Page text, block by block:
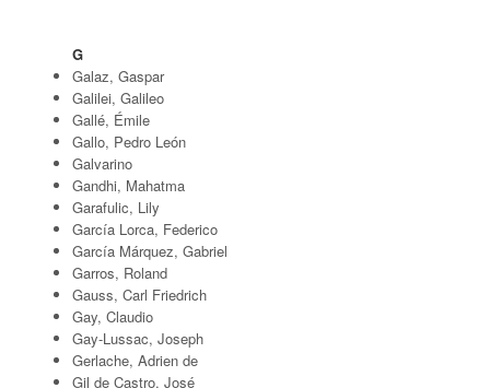
G
Galaz, Gaspar
Galilei, Galileo
Gallé, Émile
Gallo, Pedro León
Galvarino
Gandhi, Mahatma
Garafulic, Lily
García Lorca, Federico
García Márquez, Gabriel
Garros, Roland
Gauss, Carl Friedrich
Gay, Claudio
Gay-Lussac, Joseph
Gerlache, Adrien de
Gil de Castro, José